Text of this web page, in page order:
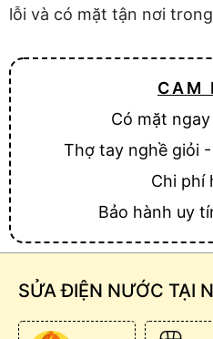
lỗi và có mặt tận nơi
CAM
Có mặt
Thợ tay nghề giỏi
Chi phí
Bảo hành uy
SỬA ĐIỆN NƯỚC TẠI